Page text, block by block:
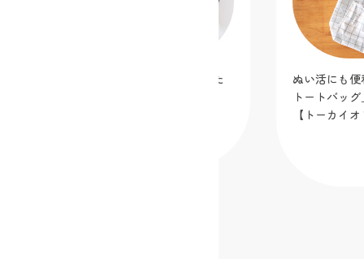
ディズニーキャラクター生地で作りた
ぬい活にも
トートバッ
【トーカイ